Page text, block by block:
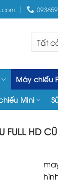
Máy chiếu
Mini
FULL HD CŨ